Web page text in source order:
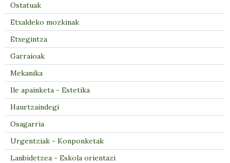
Ostatuak
Etxaldeko mozkinak
Etxegintza
Garraioak
Mekanika
Ile apainketa - Estetika
Haurtzaindegi
Osagarria
Urgentziak - Konponketak
Lanbidetzea - Eskola orientazi